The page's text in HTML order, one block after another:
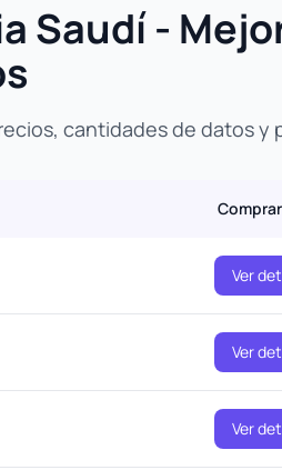
Saudí -
cantidades de datos y
Ver
Ver
Ver